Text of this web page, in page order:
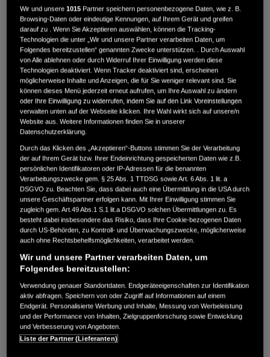
MWST. NICHT AUSWEISBAR
3.900 €
Außenfarbe
crystal black pearl
Kilometerstand
166.000 km
Kraftstoffart
Super
Getriebe
Automatik
Türen
5
Leistung
61 kW / 83 PS
Hubraum
1.339 cm³
Erstzulassung
10.2007
Bauart
Limousine
AUTO HARKE GMBH
Randersweide 59-63
21035 Hamburg
+49 40 735 935 0
DETAILS
Wir und unsere1015 Partner speichern personenbezogene Daten, wie z. B.
Browsing-Daten oder eindeutige Kennungen, auf Ihrem Gerät und greifen
darauf zu . Wenn Sie Akzeptieren auswählen, können die Tracking-
Technologien die unter „Wir und unsere Partner verarbeiten Daten, um
Folgendes bereitzustellen“ genannten Zwecke unterstützen. . Durch Auswahl
von Alle ablehnen oder durch Widerruf Ihrer Einwilligung werden diese
Technologien deaktiviert. Wenn Tracker deaktiviert sind, erscheinen
möglicherweise Inhalte und Anzeigen, die für Sie weniger relevant sind. Sie
können dieses Menü jederzeit erneut aufrufen, um Ihre Auswahl zu ändern
oder Ihre Einwilligung zu widerrufen, indem Sie auf den Link Voreinstellungen
verwalten unten auf der Webseite klicken. Ihre Wahl wirkt sich auf unsere/n
Website aus. Weitere Informationen finden Sie in unserer
Datenschutzerklärung.
Durch das Klicken des „Akzeptieren“-Buttons stimmen Sie der Verarbeitung
der auf Ihrem Gerät bzw. Ihrer Endeinrichtung gespeicherten Daten wie z.B.
persönlichen Identifikatoren oder IP-Adressen für die benannten
Verarbeitungszwecke gem. § 25 Abs. 1 TTDSG sowie Art. 6 Abs. 1 lit. a
DSGVO zu. Beachten Sie, dass dabei auch eine Übermittlung in die USA durch
unsere Geschäftspartner erfolgen kann. Mit Ihrer Einwilligung stimmen Sie
zugleich gem. Art.49 Abs.1 S.1 lit.a DSGVO solchen Übermittlungen zu. Es
besteht dabei insbesondere das Risiko, dass Ihre Cookie-bezogenen Daten
durch US-Behörden, zu Kontroll- und Überwachungszwecke, möglicherweise
auch ohne Rechtsbehelfsmöglichkeiten, verarbeitet werden.
Wir und unsere Partner verarbeiten Daten, um
Folgendes bereitzustellen:
Verwendung genauer Standortdaten. Endgeräteeigenschaften zur Identifikation
aktiv abfragen. Speichern von oder Zugriff auf Informationen auf einem
Endgerät. Personalisierte Werbung und Inhalte, Messung von Werbeleistung
und der Performance von Inhalten, Zielgruppenforschung sowie Entwicklung
und Verbesserung von Angeboten.
Liste der Partner (Lieferanten)